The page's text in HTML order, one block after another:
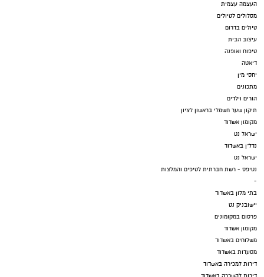
העצמה עצמית
מסלולים לטיולים
טיולים בדרום
עיצוב הבית
טיפוח ואופנה
דיאטה
יחסי מין
מתכונים
הורים וילדים
תיקון שער חשמלי בראשון לציון
מקומון אשדוד
ישראל נט
נדל"ן באשדוד
ישראל נט
נטיפס - רשת חברתית לטיפים והמלצות
-
בתי מלון באשדוד
יישובניק נט
פרסום במקומונים
מקומון אשדוד
משלוחים באשדוד
מסעדות באשדוד
דירות למכירה באשדוד